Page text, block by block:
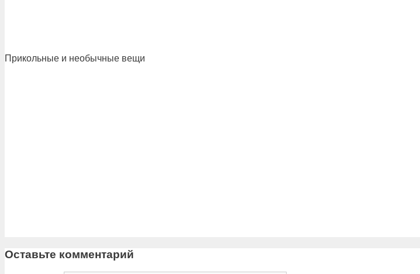
Прикольные и необычные вещи
Оставьте комментарий